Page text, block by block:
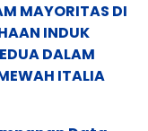
MAYORITAS DI
INDUK
DALAM
ITALIA